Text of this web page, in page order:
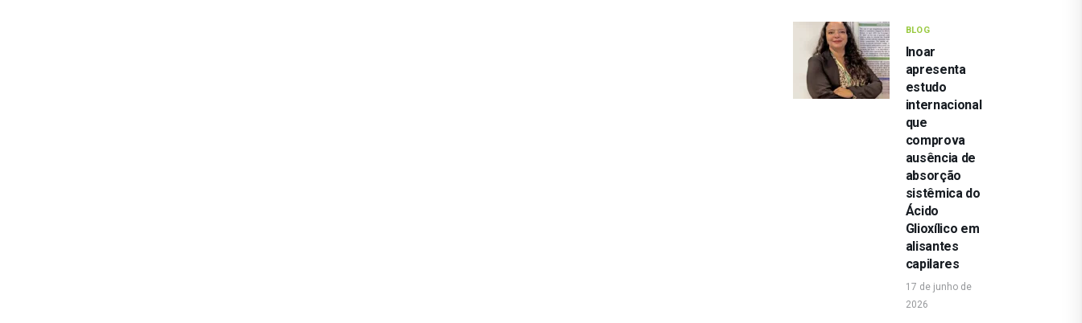
BLOG
Inoar
apresenta
estudo
internacional
que
comprova
ausência de
absorção
sistêmica do
Ácido
Glioxílico em
alisantes
capilares
17 de junho de
2026